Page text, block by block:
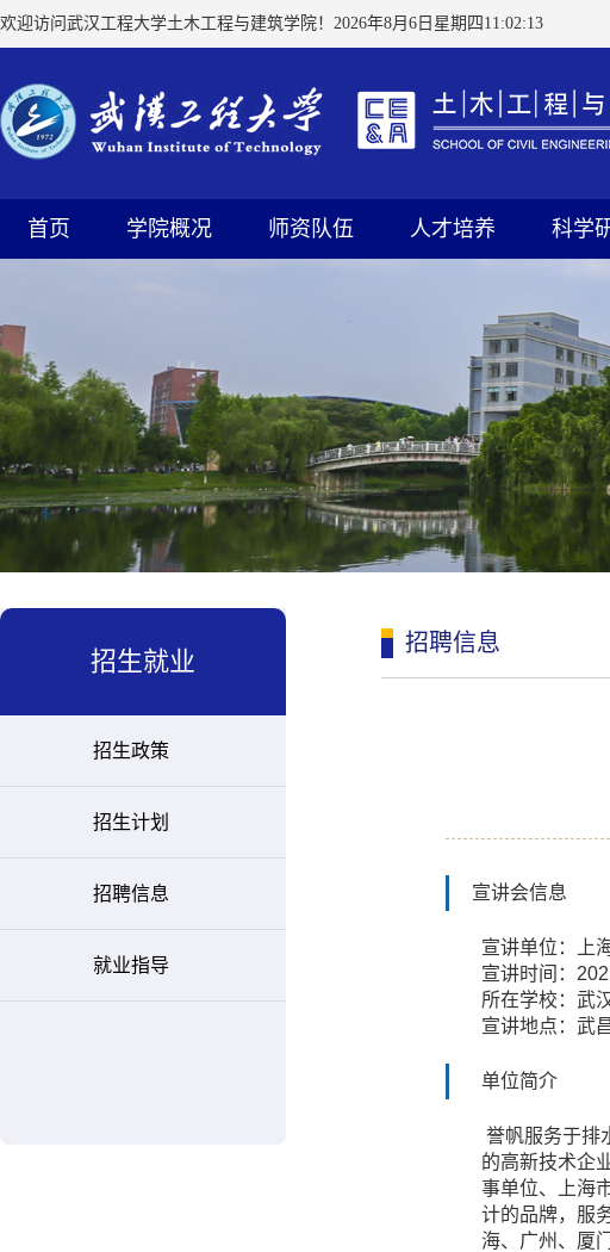
欢迎访问武汉工程大学土木工程与建筑学院！ 2026年8月6日星期四11:02:14
首页 学院概况 师资队伍 人才培养 科学
招生就业
招生政策
招生计划
招聘信息
就业指导
招聘信息
宣讲会信息
宣讲单位：上
宣讲时间：
所在学校：武
宣讲地点：武
单位简介
誉帆服务于排
的高新技术企
事单位、上海
计的品牌，服
海、广州、厦